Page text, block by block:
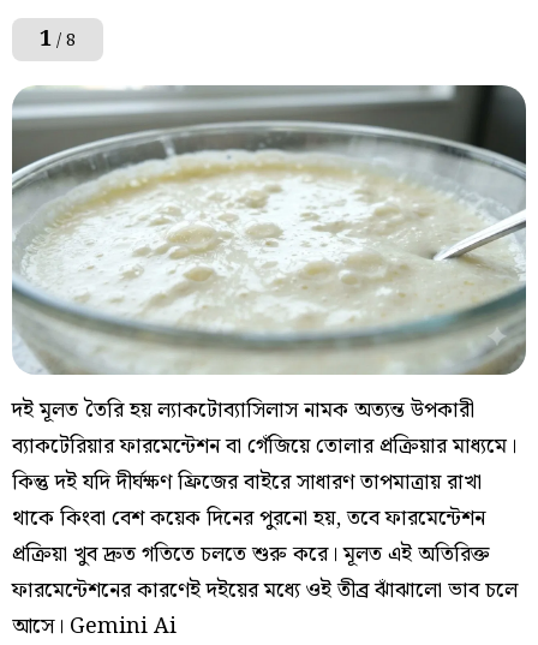
1/ 8
দই মূলত তৈরি হয় ল্যাকটোব্যাসিলাস নামক অত্যন্ত উপকারী
ব্যাকটেরিয়ার ফারমেন্টেশন বা গেঁজিয়ে তোলার প্রক্রিয়ার মাধ্যমে।
কিন্তু দই যদি দীর্ঘক্ষণ ফ্রিজের বাইরে সাধারণ তাপমাত্রায় রাখা
থাকে কিংবা বেশ কয়েক দিনের পুরনো হয়, তবে ফারমেন্টেশন
প্রক্রিয়া খুব দ্রুত গতিতে চলতে শুরু করে। মূলত এই অতিরিক্ত
ফারমেন্টেশনের কারণেই দইয়ের মধ্যে ওই তীব্র ঝাঁঝালো ভাব চলে
আসে। Gemini Ai